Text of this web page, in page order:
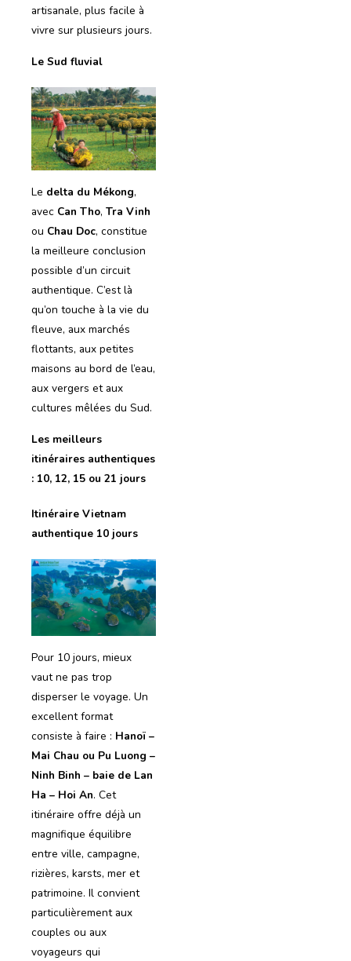
artisanale, plus facile à
vivre sur plusieurs jours.
Le Sud fluvial
Le delta du Mékong,
avec Can Tho, Tra Vinh
ou Chau Doc, constitue
la meilleure conclusion
possible d’un circuit
authentique. C’est là
qu’on touche à la vie du
fleuve, aux marchés
flottants, aux petites
maisons au bord de l’eau,
aux vergers et aux
cultures mêlées du Sud.
Les meilleurs
itinéraires authentiques
: 10, 12, 15 ou 21 jours
Itinéraire Vietnam
authentique 10 jours
Pour 10 jours, mieux
vaut ne pas trop
disperser le voyage. Un
excellent format
consiste à faire : Hanoï –
Mai Chau ou Pu Luong –
Ninh Binh – baie de Lan
Ha – Hoi An. Cet
itinéraire offre déjà un
magnifique équilibre
entre ville, campagne,
rizières, karsts, mer et
patrimoine. Il convient
particulièrement aux
couples ou aux
voyageurs qui